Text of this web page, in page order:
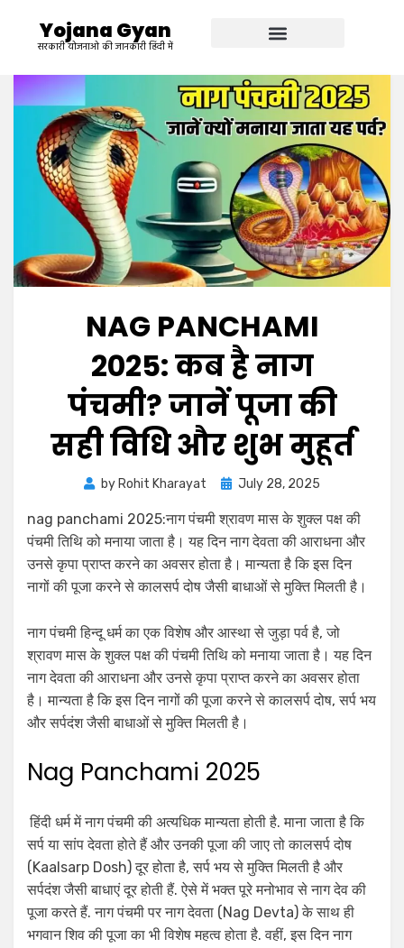
Yojana Gyan
सरकारी योजनाओ की जानकारी हिंदी में
NAG PANCHAMI
2025: कब है नाग
पंचमी? जानें पूजा की
सही विधि और शुभ मुहूर्त
by Rohit Kharayat July 28, 2025
nag panchami 2025:नाग पंचमी श्रावण मास के शुक्ल पक्ष की
पंचमी तिथि को मनाया जाता है। यह दिन नाग देवता की आराधना और
उनसे कृपा प्राप्त करने का अवसर होता है। मान्यता है कि इस दिन
नागों की पूजा करने से कालसर्प दोष जैसी बाधाओं से मुक्ति मिलती है।
नाग पंचमी हिन्दू धर्म का एक विशेष और आस्था से जुड़ा पर्व है, जो
श्रावण मास के शुक्ल पक्ष की पंचमी तिथि को मनाया जाता है। यह दिन
नाग देवता की आराधना और उनसे कृपा प्राप्त करने का अवसर होता
है। मान्यता है कि इस दिन नागों की पूजा करने से कालसर्प दोष, सर्प भय
और सर्पदंश जैसी बाधाओं से मुक्ति मिलती है।
Nag Panchami 2025
हिंदी धर्म में नाग पंचमी की अत्यधिक मान्यता होती है. माना जाता है कि
सर्प या सांप देवता होते हैं और उनकी पूजा की जाए तो कालसर्प दोष
(Kaalsarp Dosh) दूर होता है, सर्प भय से मुक्ति मिलती है और
सर्पदंश जैसी बाधाएं दूर होती हैं. ऐसे में भक्त पूरे मनोभाव से नाग देव की
पूजा करते हैं. नाग पंचमी पर नाग देवता (Nag Devta) के साथ ही
भगवान शिव की पूजा का भी विशेष महत्व होता है. वहीं, इस दिन नाग